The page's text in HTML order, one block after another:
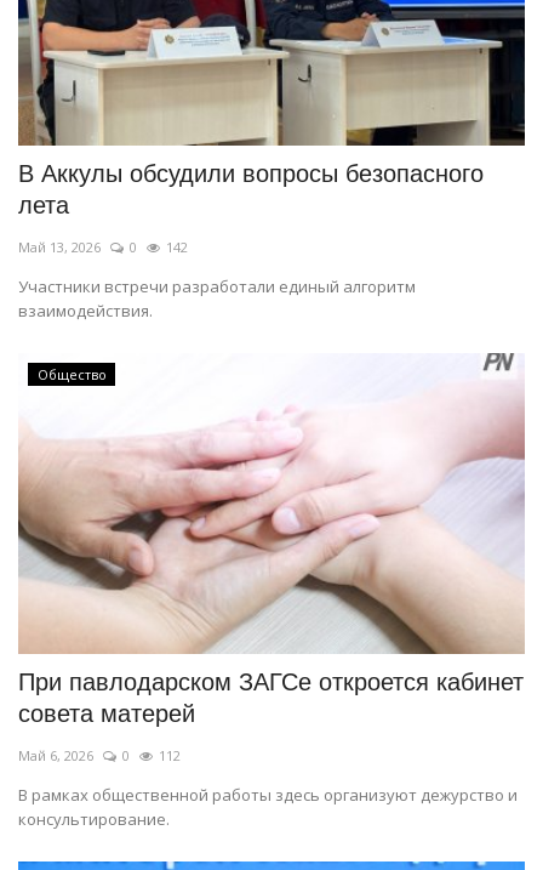
В Аккулы обсудили вопросы безопасного
лета
Май 13, 2026 0 142
Участники встречи разработали единый алгоритм
взаимодействия.
Общество
При павлодарском ЗАГСе откроется кабинет
совета матерей
Май 6, 2026 0 112
В рамках общественной работы здесь организуют дежурство и
консультирование.